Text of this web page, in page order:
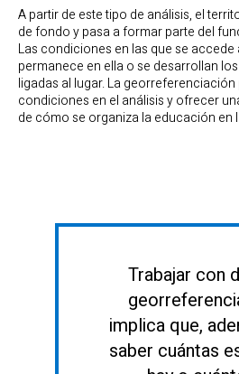
A partir de este tipo de análisis, el
de fondo y pasa a formar parte del
Las condiciones en las que se accede
permanece en ella o se desarrollan
ligadas al lugar. La
condiciones en el análisis y ofrecer
de cómo se organiza la educación en
Trabajar con
implica que,
saber cuántas